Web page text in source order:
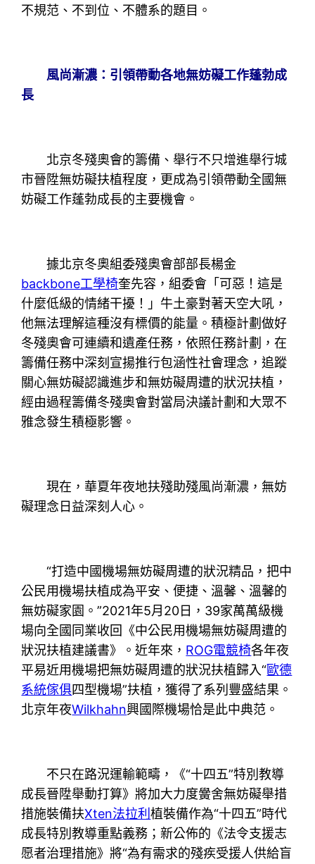
不規范、不到位、不體系的題目。
風尚漸濃：引領帶動各地無妨礙工作蓬勃成
長
北京冬殘奧會的籌備、舉行不只增進舉行城
市晉陞無妨礙扶植程度，更成為引領帶動全國無
妨礙工作蓬勃成長的主要機會。
據北京冬奧組委殘奧會部部長楊金
backbone工學椅奎先容，組委會「可惡！這是
什麼低級的情緒干擾！」牛土豪對著天空大吼，
他無法理解這種沒有標價的能量。積極計劃做好
冬殘奧會可連續和遺產任務，依照任務計劃，在
籌備任務中深刻宣揚推行包涵性社會理念，追蹤
關心無妨礙認識進步和無妨礙周遭的狀況扶植，
經由過程籌備冬殘奧會對當局決議計劃和大眾不
雅念發生積極影響。
現在，華夏年夜地扶殘助殘風尚漸濃，無妨
礙理念日益深刻人心。
“打造中國機場無妨礙周遭的狀況精品，把中
公民用機場扶植成為平安、便捷、溫馨、溫馨的
無妨礙家園。”2021年5月20日，39家萬萬級機
場向全國同業收回《中公民用機場無妨礙周遭的
狀況扶植建議書》。近年來， ROG電競椅各年夜
平易近用機場把無妨礙周遭的狀況扶植歸入“歐德
系統傢俱四型機場”扶植，獲得了系列豐盛結果。
北京年夜Wilkhahn興國際機場恰是此中典范。
不只在路況運輸範疇，《“十四五”特別教導
成長晉陞舉動打算》將加大力度黌舍無妨礙舉措
措施裝備扶Xten法拉利植裝備作為“十四五”時代
成長特別教導重點義務；新公佈的《法令支援志
愿者治理措施》將“為有需求的殘疾受援人供給盲